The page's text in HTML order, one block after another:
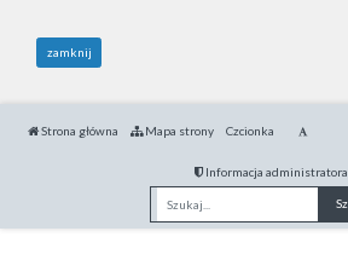
zamknij
Strona główna Mapa strony Czcionka
Informacja administratora
Fraza